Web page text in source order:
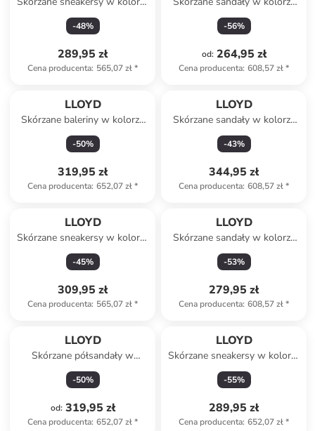
biało-czerwonym
-48%
289,95 zł
Cena producenta: 565,07 zł*
beżowym
-56%
od: 264,95 zł
Cena producenta: 608,57 zł*
LLOYD
Skórzane baleriny w kolorze
czarnym
-50%
319,95 zł
Cena producenta: 652,07 zł*
LLOYD
Skórzane sandały w kolorze
czarnym
-43%
344,95 zł
Cena producenta: 608,57 zł*
LLOYD
Skórzane sneakersy w kolorze
biało-czarnym
-45%
309,95 zł
Cena producenta: 565,07 zł*
LLOYD
Skórzane sandały w kolorze
czarnym
-53%
279,95 zł
Cena producenta: 608,57 zł*
LLOYD
Skórzane półsandały w
kolorze czarnym
-50%
od: 319,95 zł
Cena producenta: 652,07 zł*
LLOYD
Skórzane sneakersy w kolorze
biało-beżowym
-55%
289,95 zł
Cena producenta: 652,07 zł*